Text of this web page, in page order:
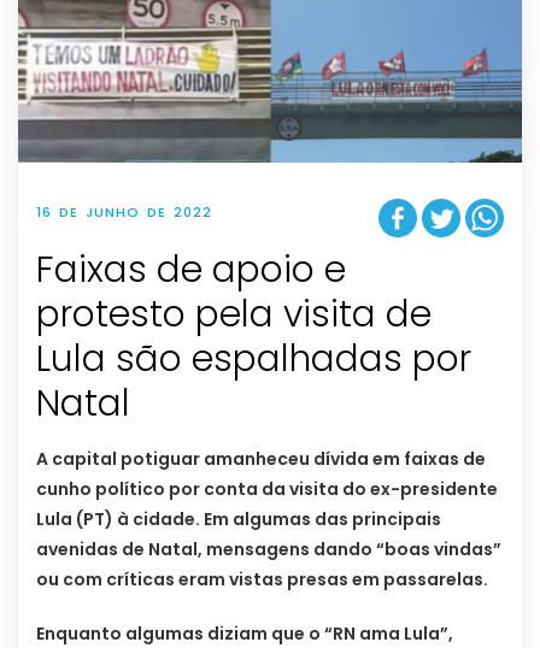
16 DE JUNHO DE 2022
Faixas de apoio e
protesto pela visita de
Lula são espalhadas por
Natal
A capital potiguar amanheceu dívida em faixas de
cunho político por conta da visita do ex-presidente
Lula (PT) à cidade. Em algumas das principais
avenidas de Natal, mensagens dando “boas vindas”
ou com críticas eram vistas presas em passarelas.
Enquanto algumas diziam que o “RN ama Lula”,